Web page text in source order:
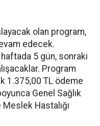
olan program,
edecek.
haftada 5 gün, sonraki
Program
1.375,00 TL ödeme
Genel Sağlık
Hastalığı